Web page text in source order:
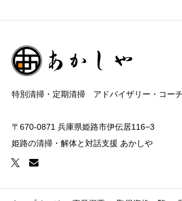
特別清掃・定期清掃 アドバイザリー・コー
〒670-0871 兵庫県姫路市伊伝居116−3
姫路の清掃・解体と対話支援 あかしや